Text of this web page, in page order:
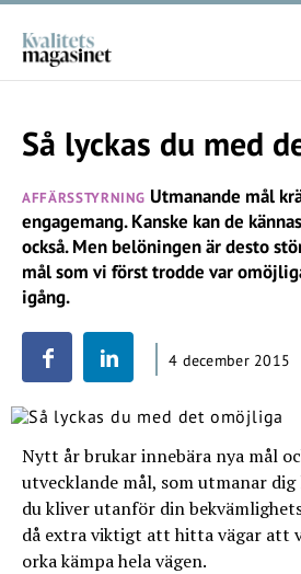
Så lyckas du med
AFFÄRSSTYRNING Utmanande mål
engagemang. Kanske kan de
också. Men belöningen är desto
mål som vi först trodde var
igång.
4 december 2015
Nytt år brukar innebära nya mål
utvecklande mål, som utmanar
du kliver utanför din
då extra viktigt att hitta vägar att
orka kämpa hela vägen.